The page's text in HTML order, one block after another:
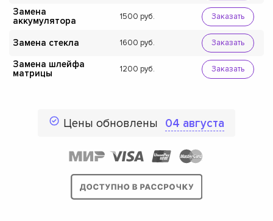
Замена
аккумулятора
1500 Заказать
Замена стекла 1600 Заказать
Замена шлейфа
матрицы
1200 Заказать
Цены обновлены 04 августа